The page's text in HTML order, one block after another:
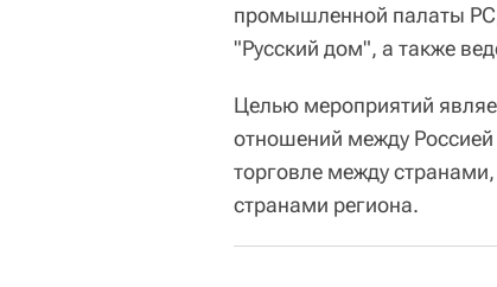
промышленной палаты РС,
"Русский дом", а также
Целью мероприятий
отношений между
торговле между
странами региона.